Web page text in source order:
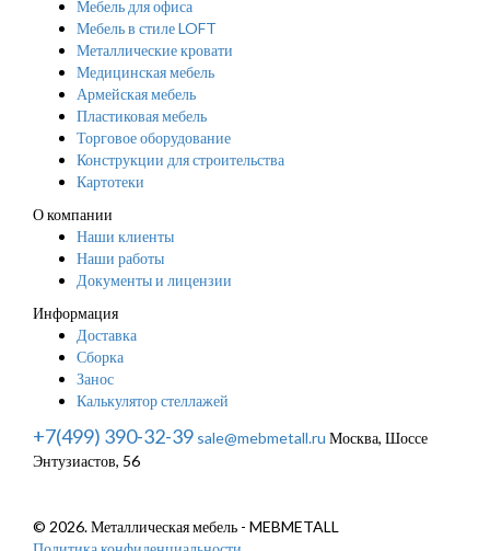
Мебель для офиса
Мебель в стиле LOFT
Металлические кровати
Медицинская мебель
Армейская мебель
Пластиковая мебель
Торговое оборудование
Конструкции для строительства
Картотеки
О компании
Наши клиенты
Наши работы
Документы и лицензии
Информация
Доставка
Сборка
Занос
Калькулятор стеллажей
+7(499) 390-32-39 sale@mebmetall.ru Москва, Шоссе
Энтузиастов, 56
© 2026. Металлическая мебель - MEBMETALL